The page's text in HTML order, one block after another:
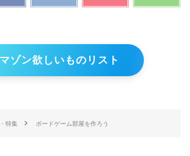
ゾン欲しいものリスト
特集 ボードゲーム部屋を作ろう